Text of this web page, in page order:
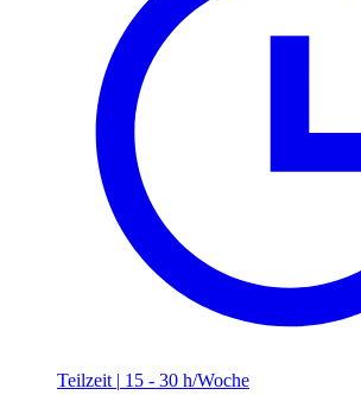
Teilzeit | 15 - 30 h/Woche